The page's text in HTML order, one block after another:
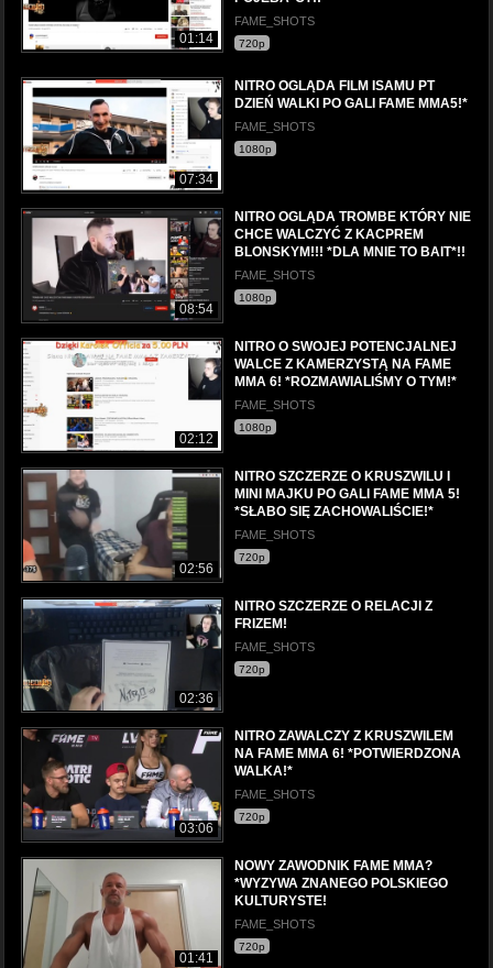
01:14
FAME_SHOTS
720p
07:34
NITRO OGLĄDA FILM ISAMU PT
DZIEŃ WALKI PO GALI FAME MMA5!*
FAME_SHOTS
1080p
08:54
NITRO OGLĄDA TROMBE KTÓRY NIE
CHCE WALCZYĆ Z KACPREM
BLONSKYM!!! *DLA MNIE TO BAIT*!!
FAME_SHOTS
1080p
02:12
NITRO O SWOJEJ POTENCJALNEJ
WALCE Z KAMERZYSTĄ NA FAME
MMA 6! *ROZMAWIALIŚMY O TYM!*
FAME_SHOTS
1080p
02:56
NITRO SZCZERZE O KRUSZWILU I
MINI MAJKU PO GALI FAME MMA 5!
*SŁABO SIĘ ZACHOWALIŚCIE!*
FAME_SHOTS
720p
02:36
NITRO SZCZERZE O RELACJI Z
FRIZEM!
FAME_SHOTS
720p
03:06
NITRO ZAWALCZY Z KRUSZWILEM
NA FAME MMA 6! *POTWIERDZONA
WALKA!*
FAME_SHOTS
720p
01:41
NOWY ZAWODNIK FAME MMA?
*WYZYWA ZNANEGO POLSKIEGO
KULTURYSTE!
FAME_SHOTS
720p